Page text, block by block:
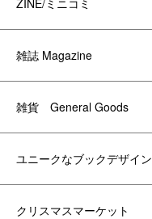
ZINE/ミニコミ
雑誌 Magazine
雑貨 General Goods
ユニークなブックデザイン
クリスマスマーケット